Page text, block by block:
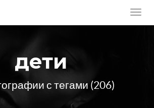
дети
с тегами (206)